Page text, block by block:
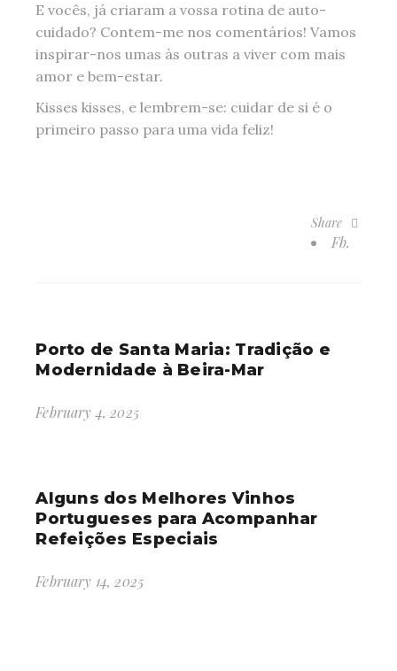
E vocês, já criaram a vossa rotina de auto-
cuidado? Contem-me nos comentários! Vamos
inspirar-nos umas às outras a viver com mais
amor e bem-estar.
Kisses kisses, e lembrem-se: cuidar de si é o
primeiro passo para uma vida feliz!
Share
Fb.
Porto de Santa Maria: Tradição e
Modernidade à Beira-Mar
February 4, 2025
Alguns dos Melhores Vinhos
Portugueses para Acompanhar
Refeições Especiais
February 14, 2025